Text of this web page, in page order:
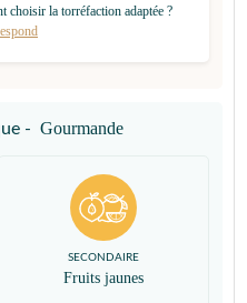
choisir la torréfaction adaptée ?
- Gourmande
SECONDAIRE
Fruits jaunes